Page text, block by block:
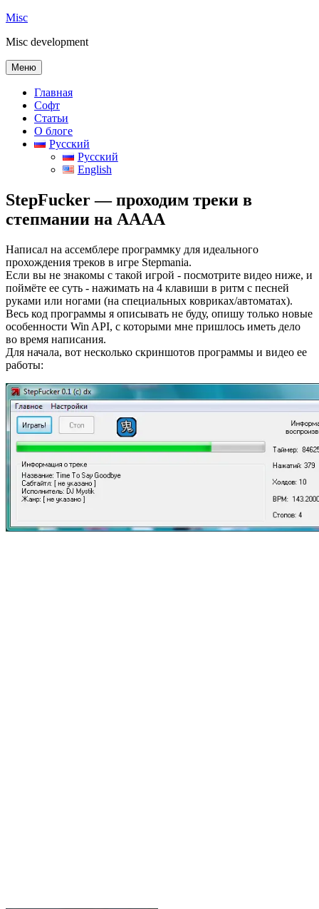
Перейти
содержимому
Misc
Misc development
Меню
Главная
Софт
Статьи
О блоге
Русский
Русский
English
StepFucker — проходим треки в
степмании на АААА
Написал на ассемблере программку для идеального
прохождения треков в игре Stepmania.
Если вы не знакомы с такой игрой - посмотрите видео ниже, и
поймёте ее суть - нажимать на 4 клавиши в ритм с песней
руками или ногами (на специальных ковриках/автоматах).
Весь код программы я описывать не буду, опишу только новые
особенности Win API, с которыми мне пришлось иметь дело
во время написания.
Для начала, вот несколько скриншотов программы и видео ее
работы: